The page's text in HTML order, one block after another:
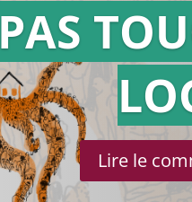
Lire le
PAS